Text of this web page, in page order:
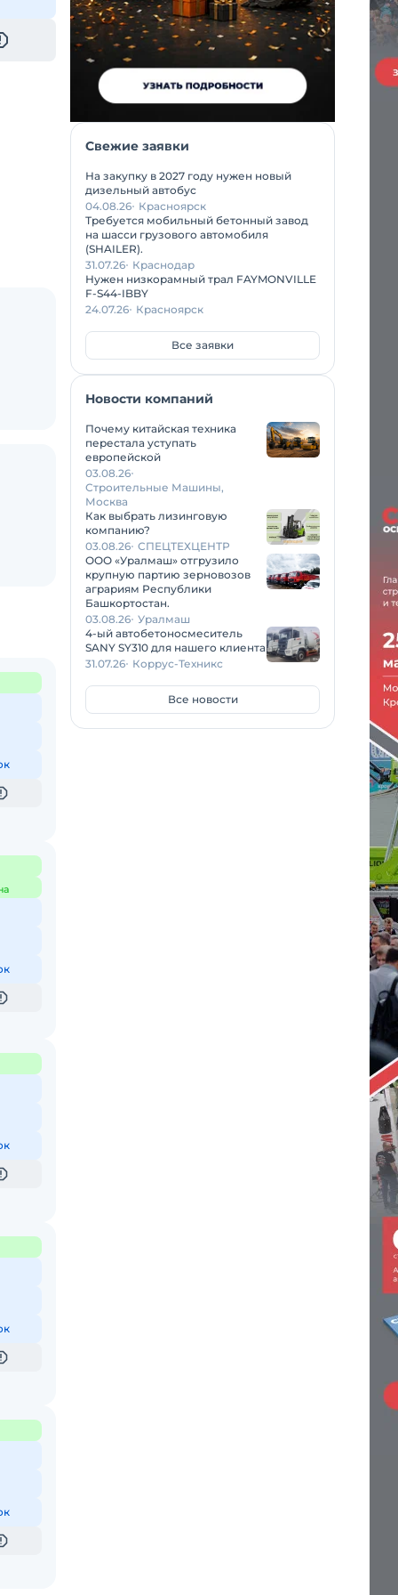
Свежие заявки
На закупку в 2027 году нужен новый
дизельный автобус
04.08.26 Красноярск
Требуется мобильный бетонный завод
на шасси грузового автомобиля
(SHAILER).
31.07.26 Краснодар
Нужен низкорамный трал FAYMONVILLE
F-S44-IBBY
24.07.26 Красноярск
Все заявки
Новости компаний
Почему китайская техника
перестала уступать
европейской
03.08.26
Строительные Машины,
Москва
Как выбрать лизинговую
компанию?
03.08.26 СПЕЦТЕХЦЕНТР
ООО «Уралмаш» отгрузило
крупную партию зерновозов
аграриям Республики
Башкортостан.
03.08.26 Уралмаш
4-ый автобетоносмеситель
SANY SY310 для нашего клиента
31.07.26 Коррус-Техникс
Все новости